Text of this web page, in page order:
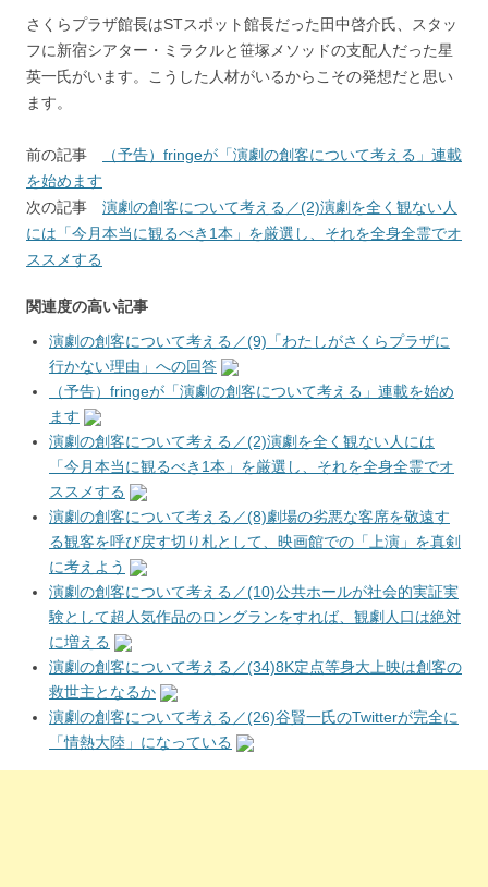
さくらプラザ館長はSTスポット館長だった田中啓介氏、スタッ
フに新宿シアター・ミラクルと笹塚メソッドの支配人だった星
英一氏がいます。こうした人材がいるからこその発想だと思い
ます。
前の記事
（予告）fringeが「演劇の創客について考える」連載
を始めます
次の記事 演劇の創客について考える／(2)演劇を全く観ない人
には「今月本当に観るべき1本」を厳選し、それを全身全霊でオ
ススメする
関連度の高い記事
演劇の創客について考える／(9)「わたしがさくらプラザに
行かない理由」への回答
（予告）fringeが「演劇の創客について考える」連載を始め
ます
演劇の創客について考える／(2)演劇を全く観ない人には
「今月本当に観るべき1本」を厳選し、それを全身全霊でオ
ススメする
演劇の創客について考える／(8)劇場の劣悪な客席を敬遠す
る観客を呼び戻す切り札として、映画館での「上演」を真剣
に考えよう
演劇の創客について考える／(10)公共ホールが社会的実証実
験として超人気作品のロングランをすれば、観劇人口は絶対
に増える
演劇の創客について考える／(34)8K定点等身大上映は創客の
救世主となるか
演劇の創客について考える／(26)谷賢一氏のTwitterが完全に
「情熱大陸」になっている